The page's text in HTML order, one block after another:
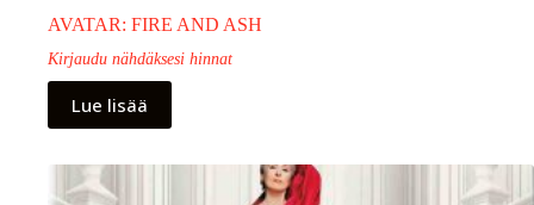
AVATAR: FIRE AND ASH
Kirjaudu nähdäksesi hinnat
Lue lisää